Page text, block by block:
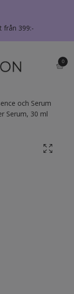
från 399:-
0
och Serum
Serum, 30 ml